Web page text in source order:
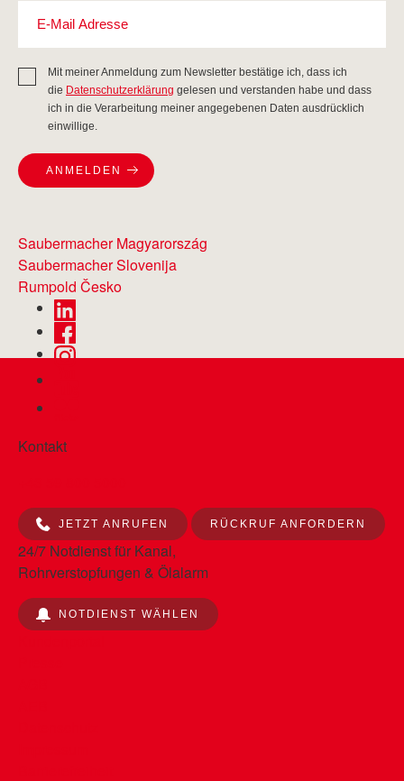
Mit meiner Anmeldung zum Newsletter bestätige ich, dass ich
die Datenschutzerklärung gelesen und verstanden habe und dass
ich in die Verarbeitung meiner angegebenen Daten ausdrücklich
einwillige.
ANMELDEN
Saubermacher Magyarország
Saubermacher Slovenija
Rumpold Česko
Kontakt
JETZT ANRUFEN RÜCKRUF ANFORDERN
24/7 Notdienst für Kanal,
Rohrverstopfungen & Ölalarm
NOTDIENST WÄHLEN